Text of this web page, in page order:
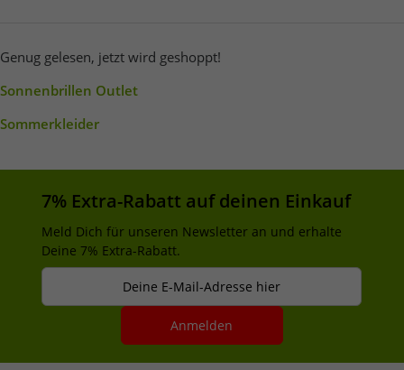
Genug gelesen, jetzt wird geshoppt!
Sonnenbrillen Outlet
Sommerkleider
7% Extra-Rabatt auf deinen Einkauf
Meld Dich für unseren Newsletter an und erhalte
Deine 7% Extra-Rabatt.
Deine E-Mail-Adresse hier
Anmelden